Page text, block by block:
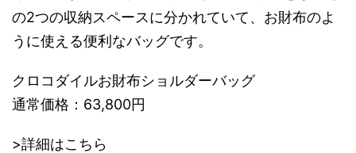
の2つの収納スペースに分かれていて、お財布のよ
うに使える便利なバッグです。
クロコダイルお財布ショルダーバッグ
通常価格：63,800円
>詳細はこちら